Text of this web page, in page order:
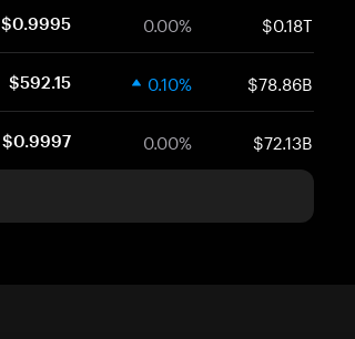
$0.9995 0.00% $0.18T
$592.15 0.10% $78.86B
$0.9997 0.00% $72.13B